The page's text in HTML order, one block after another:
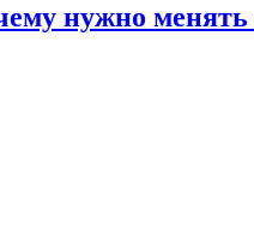
нужно